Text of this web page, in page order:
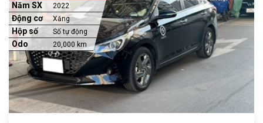
Năm SX 2022
Động cơ Xăng
Hộp số Số tự động
Odo 20,000 km